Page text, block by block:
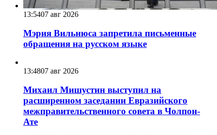
13:5407 авг 2026
Мэрия Вильнюса запретила письменные
обращения на русском языке
13:4807 авг 2026
Михаил Мишустин выступил на
расширенном заседании Евразийского
межправительственного совета в Чолпон-
Ате